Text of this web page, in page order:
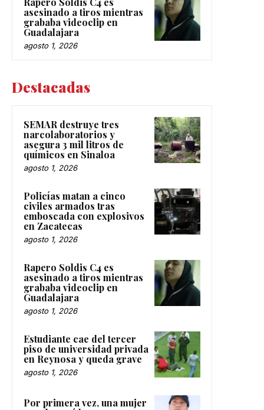
asesinado a tiros mientras
grababa videoclip en
Guadalajara
agosto 1, 2026
Destacadas
SEMAR destruye tres
narcolaboratorios y
asegura 3 mil litros de
químicos en Sinaloa
agosto 1, 2026
Policías matan a cinco
civiles armados tras
emboscada con explosivos
en Zacatecas
agosto 1, 2026
Rapero Soldis C4 es
asesinado a tiros mientras
grababa videoclip en
Guadalajara
agosto 1, 2026
Estudiante cae del tercer
piso de universidad privada
en Reynosa y queda grave
agosto 1, 2026
Por primera vez, una mujer